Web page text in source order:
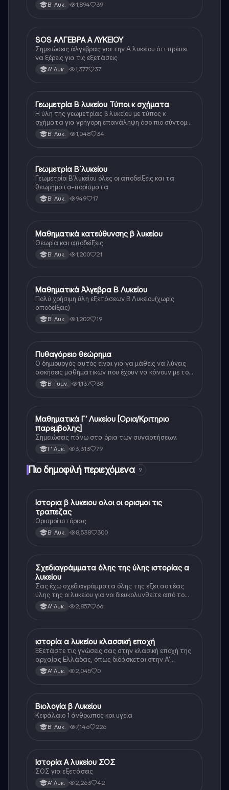
Β' Λυκ. 1,894 39
Μαθηματικά
SOS ΑΛΓΕΒΡΑ Α ΛΥΚΕΙΟΥ
Σημειώσεις άλγεβρας για την Α λυκείου ότι πρέπει
να ξέρεις για τις εξετάσεις
Α' Λυκ. 1,377 37
Μαθηματικά
Γεωμετρία Β λυκείου Τύποι κ σχήματα
Η ύλη της γεωμετρίας β λυκείου με τύπος κ
σχήματα για γρήγορη επανάληψη όσο πιο σύντομα
γίνεταιΒ' Λυκ. 1,048 34
Μαθηματικά
Γεωμετρία Β´λυκείου
Γεωμετρία Β´λυκείου όλες οι αποδείξεις και τα
θεωρήματα-πορίσματα
Β' Λυκ. 949 17
Μαθηματικά
Μαθηματικά κατεύθυνσης β λυκείου
Θεωρία και αποδείξεις
Β' Λυκ. 1,200 21
Μαθηματικά
Μαθηματικά Άλγεβρα Β Λυκείου
Πολύ χρήσιμη ύλη εξετάσεων Β Λυκείου(χωρίς
αποδείξεις)
Β' Λυκ. 1,202 19
Μαθηματικά
Πυθαγόρειο θεώρημα
Ο δημιουργός αυτός είναι για να μάθεις να λύνεις
ασκήσεις μαθηματικών που έχουν να κάνουν με το
πυθαγόρειο θεώρημα. Αν διαβάσεις την θεωρία και
μπορέσεις να την κατανοήσεις είμαι σίγουρη ότι θα
Β' Γυμν. 1,137 38
Μαθηματικά
Μαθηματικά Γ’ Λυκείου [Ορια/Κριτηριο
παρεμβολης]
Σημειώσεις πάνω στα όρια των συναρτήσεων.
Γ' Λυκ. 3,313 79
Πιο δημοφιλή περιεχόμενα 9
Ιστορία
Ιστορια β λυκειου ολοι οι ορισμοι τις
τραπεζας
Ορισμοί ιστόριας
Β' Λυκ. 8,538 300
Ιστορία
Σχεδιαγράμματα όλης της ύλης ιστορίας α
λυκείου
Σας έχω σχεδιαγράμματα όλης της εξεταστέας
ύλης της α λυκείου για να διευκολυνθείτε από το
τεράστιο βάρος του βιβλίου
Α' Λυκ. 2,857 66
Ιστορία
ιστορία α λυκείου κλασσική εποχή
Εξετάστε τις γνώσεις σας στην κλασική εποχή της
αρχαίας Ελλάδας, όπως διδάσκεται στην Α'
Λυκείου.
Α' Λυκ. 2,045 0
Βιολογία
Βιολογία β Λυκείου
Κεφάλαιο 1 άνθρωπος και υγεία
Β' Λυκ. 7,146 226
Ιστορία
Ιστορία Α λυκείου ΣΟΣ
ΣΟΣ για εξετάσεις
Α' Λυκ. 2,263 42